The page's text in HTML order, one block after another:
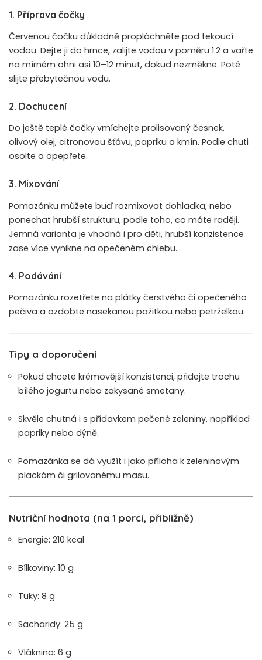
1. Příprava čočky
Červenou čočku důkladně propláchněte pod tekoucí
vodou. Dejte ji do hrnce, zalijte vodou v poměru 1:2 a vařte
na mírném ohni asi 10–12 minut, dokud nezměkne. Poté
slijte přebytečnou vodu.
2. Dochucení
Do ještě teplé čočky vmíchejte prolisovaný česnek,
olivový olej, citronovou šťávu, papriku a kmín. Podle chuti
osolte a opepřete.
3. Mixování
Pomazánku můžete buď rozmixovat dohladka, nebo
ponechat hrubší strukturu, podle toho, co máte raději.
Jemná varianta je vhodná i pro děti, hrubší konzistence
zase více vynikne na opečeném chlebu.
4. Podávání
Pomazánku rozetřete na plátky čerstvého či opečeného
pečiva a ozdobte nasekanou pažitkou nebo petrželkou.
Tipy a doporučení
Pokud chcete krémovější konzistenci, přidejte trochu
bílého jogurtu nebo zakysané smetany.
Skvěle chutná i s přídavkem pečené zeleniny, například
papriky nebo dýně.
Pomazánka se dá využít i jako příloha k zeleninovým
plackám či grilovanému masu.
Nutriční hodnota (na 1 porci, přibližně)
Energie: 210 kcal
Bílkoviny: 10 g
Tuky: 8 g
Sacharidy: 25 g
Vláknina: 6 g